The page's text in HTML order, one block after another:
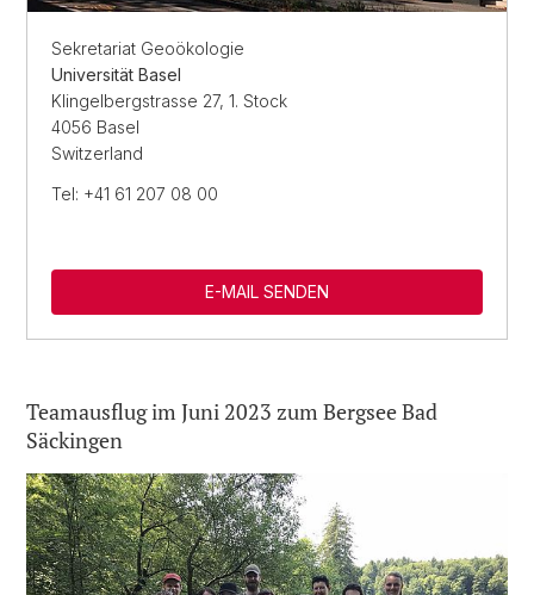
Sekretariat Geoökologie
Universität Basel
Klingelbergstrasse 27, 1. Stock
4056 Basel
Switzerland
Tel: +41 61 207 08 00
E-MAIL SENDEN
Teamausflug im Juni 2023 zum Bergsee Bad
Säckingen